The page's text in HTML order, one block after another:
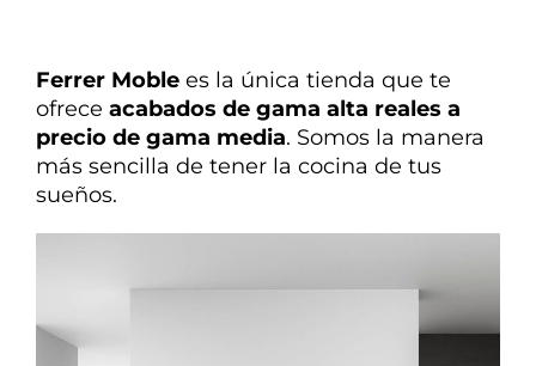
Ferrer Moble es la única tienda que te
ofrece acabados de gama alta reales a
precio de gama media. Somos la manera
más sencilla de tener la cocina de tus
sueños.